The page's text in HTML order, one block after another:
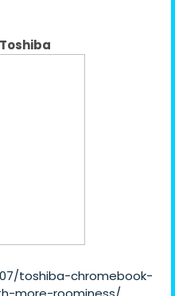
toshiba-chromebook-